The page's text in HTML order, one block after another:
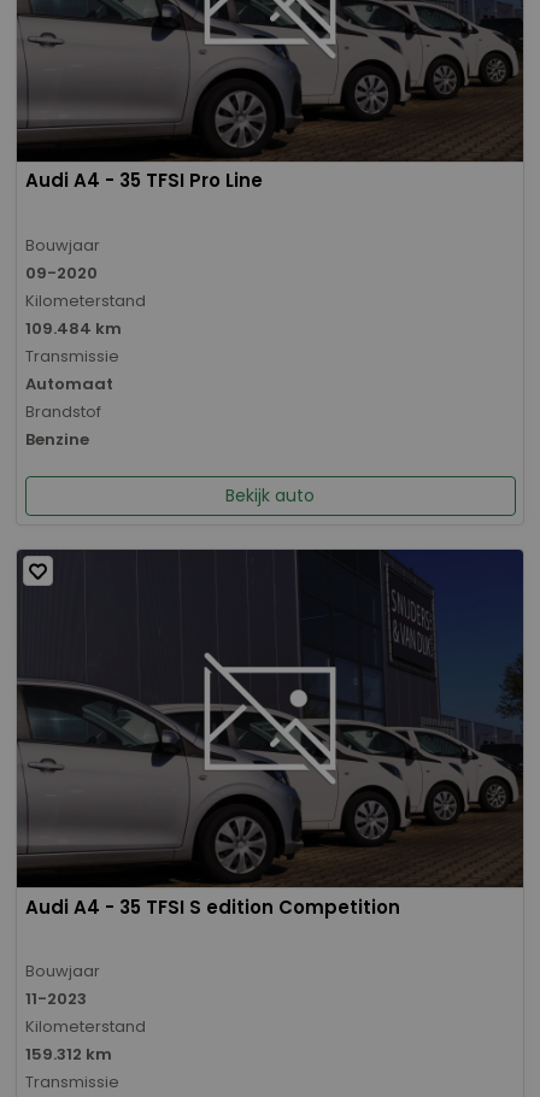
Audi A4 - 35 TFSI Pro Line
Bouwjaar
09-2020
Kilometerstand
109.484 km
Transmissie
Automaat
Brandstof
Benzine
Bekijk auto
Audi A4 - 35 TFSI S edition Competition
Bouwjaar
11-2023
Kilometerstand
159.312 km
Transmissie